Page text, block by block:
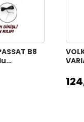
B8
siyah dikiş